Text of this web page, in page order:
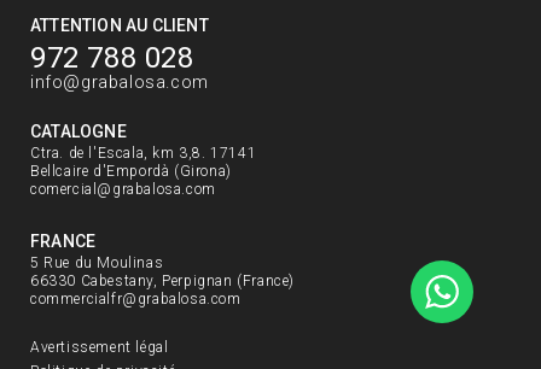
ATTENTION AU CLIENT
972 788 028
info@grabalosa.com
CATALOGNE
Ctra. de l'Escala, km 3,8. 17141
Bellcaire d'Empordà (Girona)
comercial@grabalosa.com
FRANCE
5 Rue du Moulinas
66330 Cabestany, Perpignan (France)
commercialfr@grabalosa.com
Avertissement légal